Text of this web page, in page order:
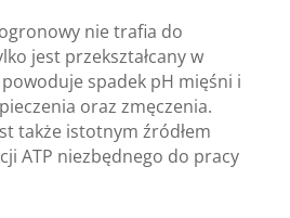
nie trafia do
jest przekształcany w
spadek pH mięśni i
oraz zmęczenia.
także istotnym źródłem
ATP niezbędnego do pracy